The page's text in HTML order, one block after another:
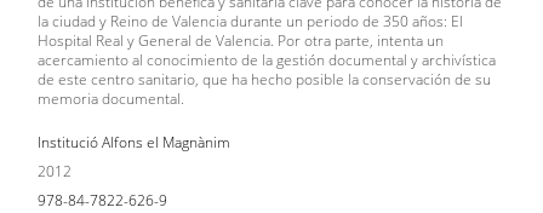
la ciudad y Reino de Valencia durante un periodo de 350 años: El
Hospital Real y General de Valencia. Por otra parte, intenta un
acercamiento al conocimiento de la gestión documental y archivística
de este centro sanitario, que ha hecho posible la conservación de su
memoria documental.
Institució Alfons el Magnànim
2012
978-84-7822-626-9